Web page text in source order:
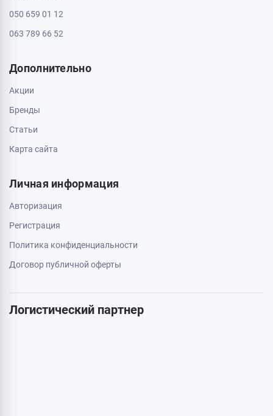
Контакты
Доставка и оплата
Обмен и возврат
Свяжитесь с нами
0 800 403 173
044 334 54 27
063 789 66 52
Дополнительно
Акции
Бренды
Карта сайта